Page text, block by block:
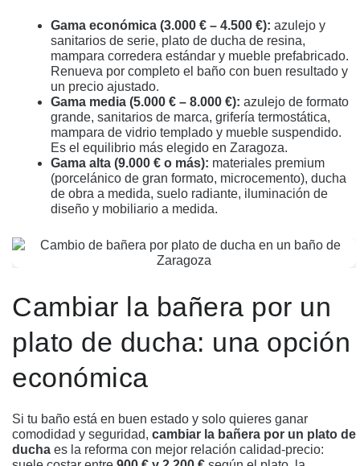
Gama económica (3.000 € – 4.500 €): azulejo y
sanitarios de serie, plato de ducha de resina,
mampara corredera estándar y mueble prefabricado.
Renueva por completo el baño con buen resultado y
un precio ajustado.
Gama media (5.000 € – 8.000 €): azulejo de formato
grande, sanitarios de marca, grifería termostática,
mampara de vidrio templado y mueble suspendido.
Es el equilibrio más elegido en Zaragoza.
Gama alta (9.000 € o más): materiales premium
(porcelánico de gran formato, microcemento), ducha
de obra a medida, suelo radiante, iluminación de
diseño y mobiliario a medida.
Cambiar la bañera por un
plato de ducha: una opción
económica
Si tu baño está en buen estado y solo quieres ganar
comodidad y seguridad, cambiar la bañera por un plato de
ducha es la reforma con mejor relación calidad-precio: